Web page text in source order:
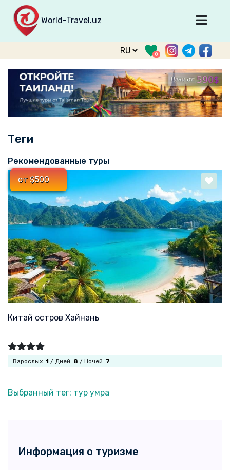
World-Travel.uz
Главная
Направления
Туры
Тур. фирмы
Табло прилета
Войти
Зарегистрироваться
support@world-travel.uz
0
Теги
Рекомендованные туры
от $500
Китай остров Хайнань
Взрослых: 1 / Дней: 8 / Ночей: 7
Выбранный тег: тур умра
Информация о туризме